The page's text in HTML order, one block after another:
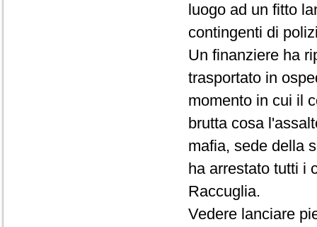
luogo ad un fitto
contingenti di
Un finanziere ha
trasportato in
momento in cui il
brutta cosa
mafia, sede della
ha arrestato tutti i
Raccuglia.
Vedere lanciare